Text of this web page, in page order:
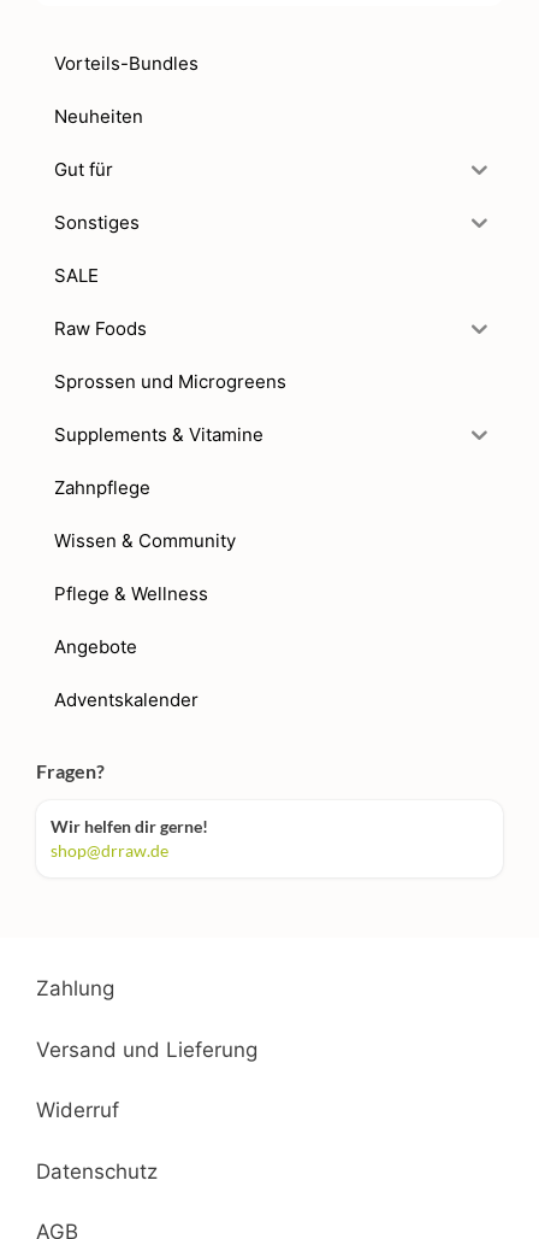
Vorteils-Bundles
Neuheiten
Gut für
Sonstiges
SALE
Raw Foods
Sprossen und Microgreens
Supplements & Vitamine
Zahnpflege
Wissen & Community
Pflege & Wellness
Angebote
Adventskalender
Fragen?
Wir helfen dir gerne!
shop@drraw.de
Zahlung
Versand und Lieferung
Widerruf
Datenschutz
AGB